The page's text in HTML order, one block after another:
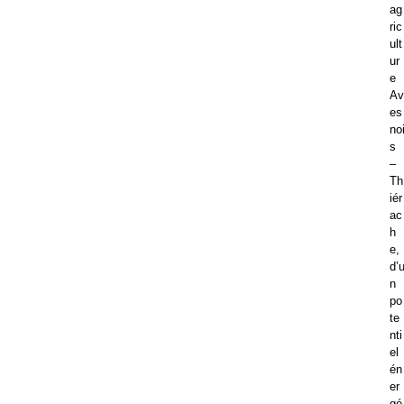
ag
ric
ult
ur
e
Av
es
noi
s
–
Th
iér
ac
h
e,
d’u
n
po
te
nti
el
én
er